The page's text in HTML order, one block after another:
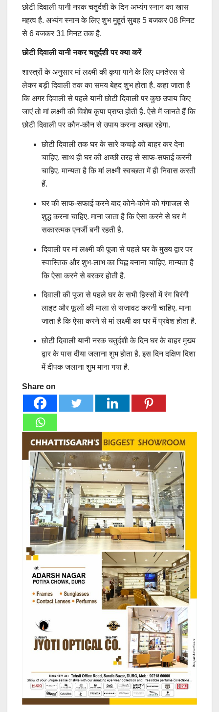
छोटी दिवाली यानी नरक चतुर्दशी के दिन अभ्यंग स्नान का खास
महत्व है. अभ्यंग स्नान के लिए शुभ मुहूर्त सुबह 5 बजकर 08 मिनट
से 6 बजकर 31 मिनट तक है.
छोटी दिवाली यानी नकर चतुर्दशी पर क्या करें
शास्त्रों के अनुसार मां लक्ष्मी की कृपा पाने के लिए धनतेरस से
लेकर बड़ी दिवाली तक का समय बेहद शुभ होता है. कहा जाता है
कि अगर दिवाली से पहले यानी छोटी दिवाली पर कुछ उपाय किए
जाएं तो मां लक्ष्मी की विशेष कृपा प्राप्त होती है. ऐसे में जानते हैं कि
छोटी दिवाली पर कौन-कौन से उपाय करना अच्छा रहेगा.
छोटी दिवाली तक घर के सारे कचड़े को बाहर कर देना
चाहिए. साथ ही घर की अच्छी तरह से साफ-सफाई करनी
चाहिए. मान्यता है कि मां लक्ष्मी स्वच्छता में ही निवास करती
हैं.
घर की साफ-सफाई करने बाद कोने-कोने को गंगाजल से
शुद्ध करना चाहिए. माना जाता है कि ऐसा करने से घर में
सकारत्मक एनर्जी बनी रहती है.
दिवाली पर मां लक्ष्मी की पूजा से पहले घर के मुख्य द्वार पर
स्वास्तिक और शुभ-लाभ का चिह्न बनाना चाहिए. मान्यता है
कि ऐसा करने से बरकर होती है.
दिवाली की पूजा से पहले घर के सभी हिस्सों में रंग बिरंगी
लाइट और फूलों की माला से सजावट करनी चाहिए. माना
जाता है कि ऐसा करने से मां लक्ष्मी का घर में प्रवेश होता है.
छोटी दिवाली यानी नरक चतुर्दशी के दिन घर के बाहर मुख्य
द्वार के पास दीया जलाना शुभ होता है. इस दिन दक्षिण दिशा
में दीपक जलाना शुभ माना गया है.
Share on